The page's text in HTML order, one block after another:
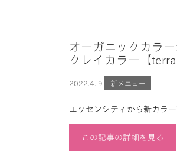
オーガニックカラ
クレイカラー【terra
2022. 4. 9 新メニュー
エッセンシティから新カラ
この記事の詳細を見る